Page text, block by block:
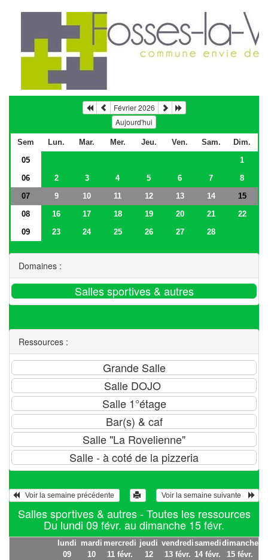
Février 2026
Aujourd'hui
Sem Lun. Mar. Mer. Jeu. Ven. Sam.
Dim.
05
1
06
2 3 4 5 6 7
8
07
9 10 11 12 13 14
15
08
16 17 18 19 20 21
22
09
23 24 25 26 27 28
Domaines :
Ressources :
Voir la semaine suivante
Salles sportives & autres - Toutes les ressources
Du lundi 09 févr. au dimanche 15 févr.
lundi
09
mardi
10
mercredi
11 févr.
jeudi
12
vendredi
13 févr.
samedi
14 févr.
dimanche
15 févr.